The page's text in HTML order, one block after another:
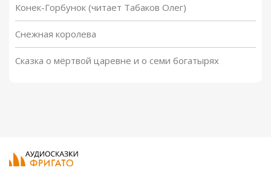
Конек-Горбунок (читает Табаков Олег)
Снежная королева
Сказка о мёртвой царевне и о семи богатырях